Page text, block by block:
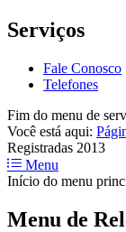
Serviços
Fale Conosco
Telefones
Fim do menu de
Você está aqui:
Registradas 2013
Menu
Início do menu
Menu de